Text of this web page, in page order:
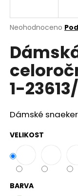
Průměrné
produktu
je
z
5
hvězdiček.
Neohodnoceno
1-
Dámské
VELIKOST
BARVA
j
t
?
D
o